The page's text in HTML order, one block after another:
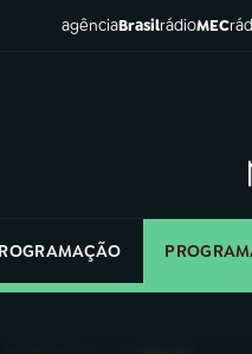
agênciaBrasilrádioMEC